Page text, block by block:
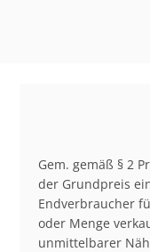
Gem. gemäß § 2
der Grundpreis
Endverbraucher
oder Menge
unmittelbarer